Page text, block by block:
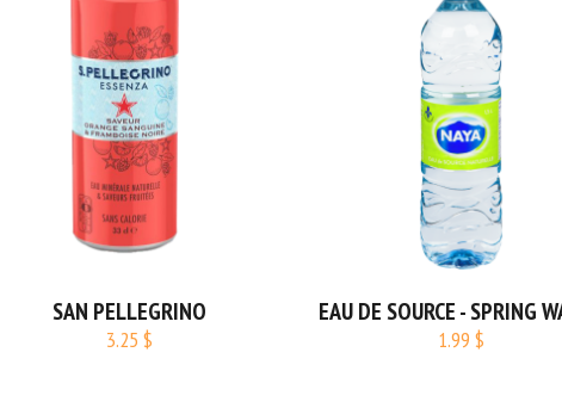
EAU DE SOURCE - SPRING WATER
1.99 $
PEPSI
2.49 $